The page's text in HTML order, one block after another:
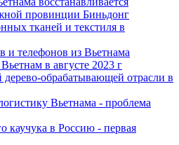
провинции Биньдонг
тканей и текстиля в
и телефонов из Вьетнама
в августе 2023 г
дерево-обрабатывающей отрасли в
Вьетнама - проблема
каучука в Россию - первая